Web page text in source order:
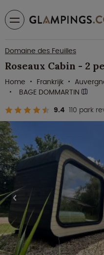
Domaine des Feuilles
Roseaux Cabin - 2
9.4 110 park
Home Frankrijk
BAGE DOMMARTIN